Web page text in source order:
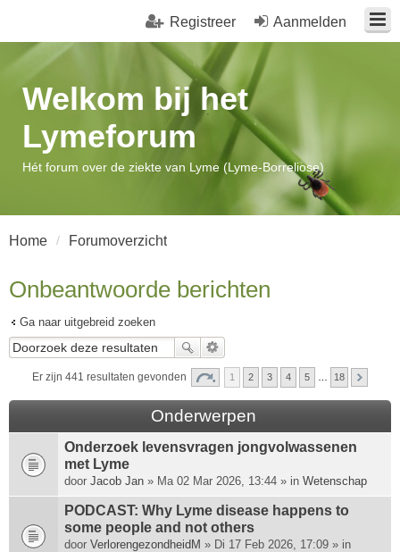
Aanmelden
Registreer
Welkom bij het
Lymeforum
Hét forum over de ziekte van Lyme (Lyme-Borreliose)
Home Forumoverzicht
Onbeantwoorde berichten
Ga naar uitgebreid zoeken
Er zijn 441 resultaten gevonden 1 2 3 4 5 18
Onderwerpen
Onderzoek levensvragen jongvolwassenen
met Lyme
door Jacob Jan » Ma 02 Mar 2026, 13:44 » in Wetenschap
PODCAST: Why Lyme disease happens to
some people and not others
door VerlorengezondheidM » Di 17 Feb 2026, 17:09 » in